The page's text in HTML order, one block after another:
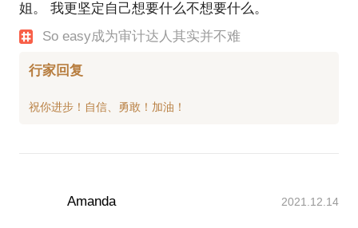
姐。 我更坚定自己想要什么不想要什么。
So easy成为审计达人其实并不难
行家回复
Amanda 2021.12.14